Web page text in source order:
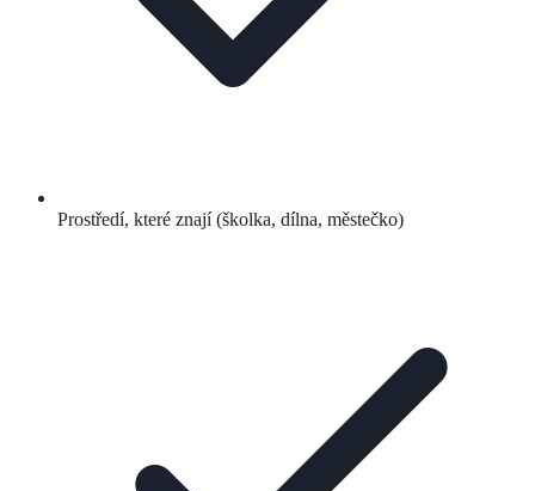
Prostředí, které znají (školka, dílna, městečko)